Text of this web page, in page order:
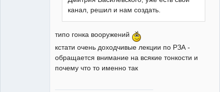
канал, решил и нам создать.
типо гонка вооружений
кстати очень доходчивые лекции по РЗА -
обращается внимание на всякие тонкости и
почему что то именно так